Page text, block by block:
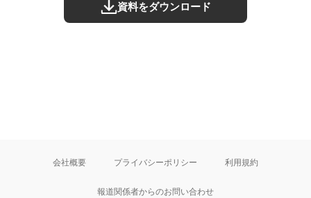
資料をダウンロード
会社概要 プライバシーポリシー 利用規約
報道関係者からのお問い合わせ